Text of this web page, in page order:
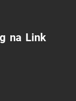
na Link